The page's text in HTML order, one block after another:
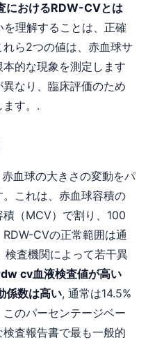
におけるRDW-CVとは
理解することは、正確
ら2つの値は、赤血球サ
的な現象を測定します
なり、臨床評価のため
す。.
赤血球の大きさの変動をパ
これは、赤血球容積の
（MCV）で割り、100
CVの正常範囲は通
検査機関によって若干異
cv血液検査値が高い
係数は高い, 通常は14.5%
のパーセンテージベー
査報告書で最も一般的